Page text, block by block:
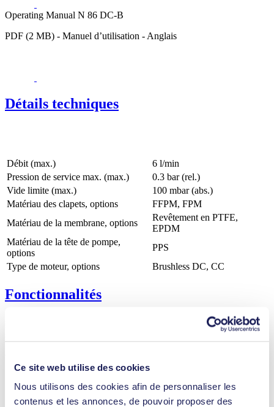
Ce site web utilise des cookies
Nous utilisons des cookies afin de personnaliser les
contenus et les annonces, de pouvoir proposer des
Operating Manual N 86 DC-B
PDF (2 MB) - Manuel d’utilisation - Anglais
Détails techniques
Débit (max.)
6 l/min
Pression de service max. (max.)
0.3 bar (rel.)
Vide limite (max.)
100 mbar (abs.)
Matériau des clapets, options
FFPM, FPM
Matériau de la membrane, options
Revêtement en PTFE,
EPDM
Matériau de la tête de pompe,
options
PPS
Type de moteur, options
Brushless DC, CC
Fonctionnalités
Fiabilité exceptionnelle
Transfert sans contamination